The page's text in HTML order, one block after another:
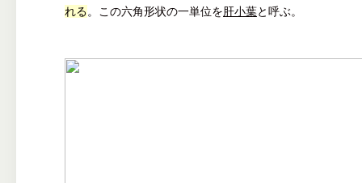
れる。この六角形状の一単位を肝小葉と呼ぶ。